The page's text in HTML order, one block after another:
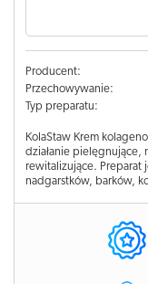
Producent:
Przechowywanie:
Typ preparatu:
KolaStaw Krem
działanie pielęgnujące,
rewitalizujące. Preparat
nadgarstków, barków,